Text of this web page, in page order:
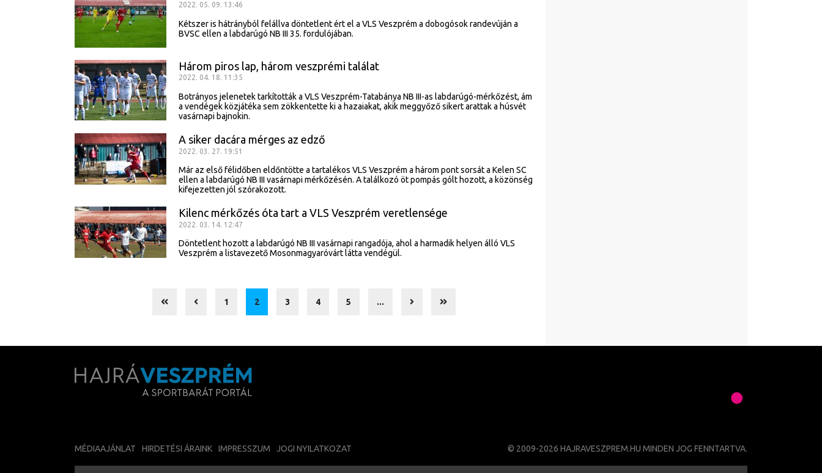
2022. 05. 09. 13:46
Kétszer is hátrányból felállva döntetlent ért el a VLS Veszprém a dobogósok randevúján a
BVSC ellen a labdarúgó NB III 35. fordulójában.
Három piros lap, három veszprémi találat
2022. 04. 18. 11:35
Botrányos jelenetek tarkították a VLS Veszprém-Tatabánya NB III-as labdarúgó-mérkőzést, ám
a vendégek közjátéka sem zökkentette ki a hazaiakat, akik meggyőző sikert arattak a húsvét
vasárnapi bajnokin.
A siker dacára mérges az edző
2022. 03. 27. 19:51
Már az első félidőben eldőntötte a tartalékos VLS Veszprém a három pont sorsát a Kelen SC
ellen a labdarúgó NB III vasárnapi mérkőzésén. A találkozó öt pompás gólt hozott, a közönség
kifejezetten jól szórakozott.
Kilenc mérkőzés óta tart a VLS Veszprém veretlensége
2022. 03. 14. 12:47
Döntetlent hozott a labdarúgó NB III vasárnapi rangadója, ahol a harmadik helyen álló VLS
Veszprém a listavezető Mosonmagyaróvárt látta vendégül.
1 2 3 4 5 ...
MÉDIAAJÁNLAT HIRDETÉSI ÁRAINK IMPRESSZUM JOGI NYILATKOZAT © 2009-2026 HAJRAVESZPREM.HU MINDEN JOG FENNTARTVA.